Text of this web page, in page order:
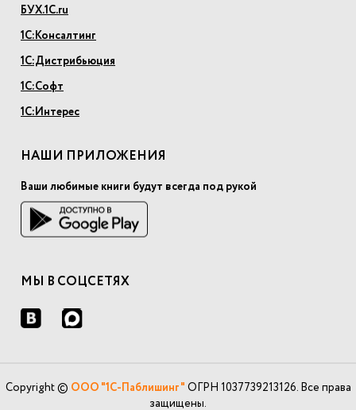
БУХ.1С.ru
1С:Консалтинг
1С:Дистрибьюция
1С:Софт
1С:Интерес
НАШИ ПРИЛОЖЕНИЯ
Ваши любимые книги будут всегда под рукой
МЫ В СОЦСЕТЯХ
Copyright © ООО "1С-Паблишинг" ОГРН 1037739213126. Все права
защищены.